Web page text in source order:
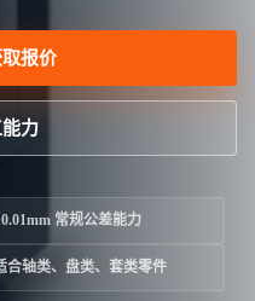
报价
力
常规公差能力
合轴类、盘类、套类零件